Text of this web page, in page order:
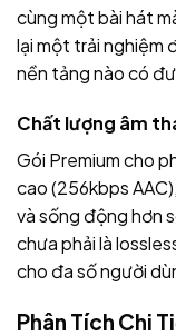
cùng một bài hát
lại một trải nghiệm
nền tảng nào có
Chất lượng âm
Gói Premium cho
cao (256kbps
và sống động hơn
chưa phải là
cho đa số người
Phân Tích Chi